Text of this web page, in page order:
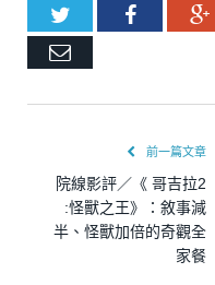
Twitter
Email
前一篇文章
院線影評／《 哥吉拉2
:怪獸之王》：敘事減
半、怪獸加倍的奇觀全
家餐